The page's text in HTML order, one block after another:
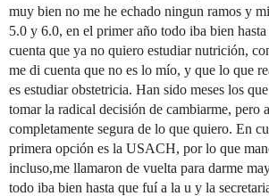
muy bien no me he echado ningun ramos y
5.0 y 6.0, en el primer año todo iba bien
cuenta que ya no quiero estudiar nutrición,
me di cuenta que no es lo mío, y que lo que
es estudiar obstetricia. Han sido meses los
tomar la radical decisión de cambiarme, pero
completamente segura de lo que quiero. En
primera opción es la USACH, por lo que
incluso,me llamaron de vuelta para darme
todo iba bien hasta que fuí a la u y la